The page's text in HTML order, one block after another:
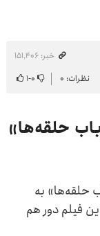
خبر: ۱۵۱٬۴۰۶
نظرات: ۰ ۰-۱
حلقه‌ها»
حلقه‌ها» به
فیلم دور هم